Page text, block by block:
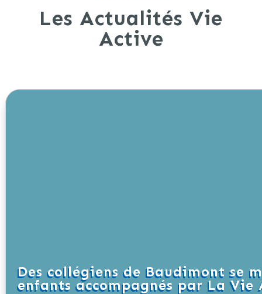
Les Actualités Vie
Active
Des collégiens de Baudimont se
enfants accompagnés par La Vie